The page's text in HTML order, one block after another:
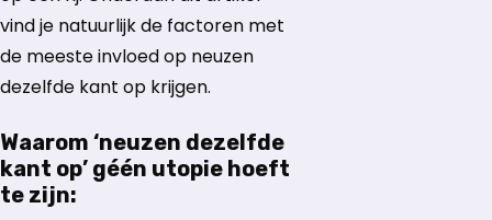
vind je natuurlijk de factoren met
de meeste invloed op neuzen
dezelfde kant op krijgen.
Waarom ‘neuzen dezelfde
kant op’ géén utopie hoeft
te zijn: